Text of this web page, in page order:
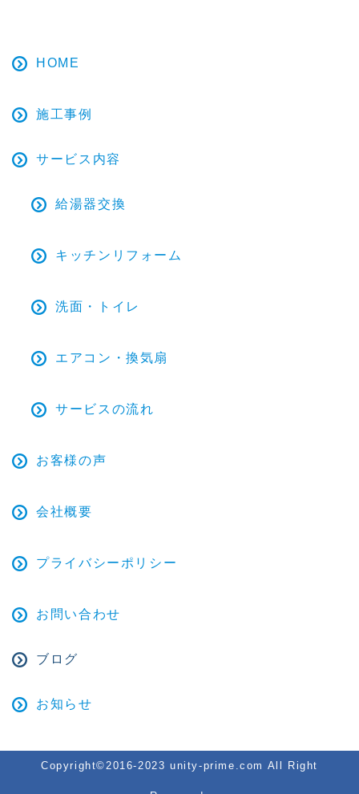
HOME
施工事例
サービス内容
給湯器交換
キッチンリフォーム
洗面・トイレ
エアコン・換気扇
サービスの流れ
お客様の声
会社概要
プライバシーポリシー
お問い合わせ
ブログ
お知らせ
Copyright©2016-2023 unity-prime.com All Right